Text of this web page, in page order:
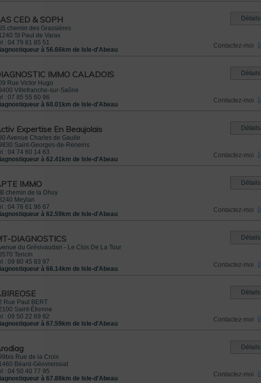
CED & SOPH
chemin des Grassières
St Paul de Varax
: 04 79 81 85 51
à 56.66km de Isle-d'Abeau
Détails
Contactez-moi
IMMO CALADOIS
Rue Victor Hugo
Villefranche-sur-Saône
: 07 85 55 60 96
à 60.01km de Isle-d'Abeau
Détails
Contactez-moi
Expertise En Beaujolais
Avenue Charles de Gaulle
Saint-Georges-de-Reneins
: 04 74 60 14 63
à 62.41km de Isle-d'Abeau
Détails
Contactez-moi
IMMO
chemin de la Dhuy
Meylan
: 04 76 61 96 67
à 62.59km de Isle-d'Abeau
Détails
Contactez-moi
DIAGNOSTICS
du Grésivaudan - Le Clos De La Tour
Tencin
: 09 80 45 83 97
à 66.14km de Isle-d'Abeau
Détails
Contactez-moi
Rue Paul BERT
Saint-Étienne
: 09 50 22 69 82
à 67.59km de Isle-d'Abeau
Détails
Contactez-moi
Rue de la Croix
Béard-Géovreissiat
: 04 50 40 77 95
à 67.88km de Isle-d'Abeau
Détails
Contactez-moi